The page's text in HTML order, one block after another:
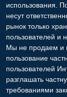
использования.
несут
рынок только
пользователей и
Мы не продаем и
пользование
пользователей
разглашать
требованиями